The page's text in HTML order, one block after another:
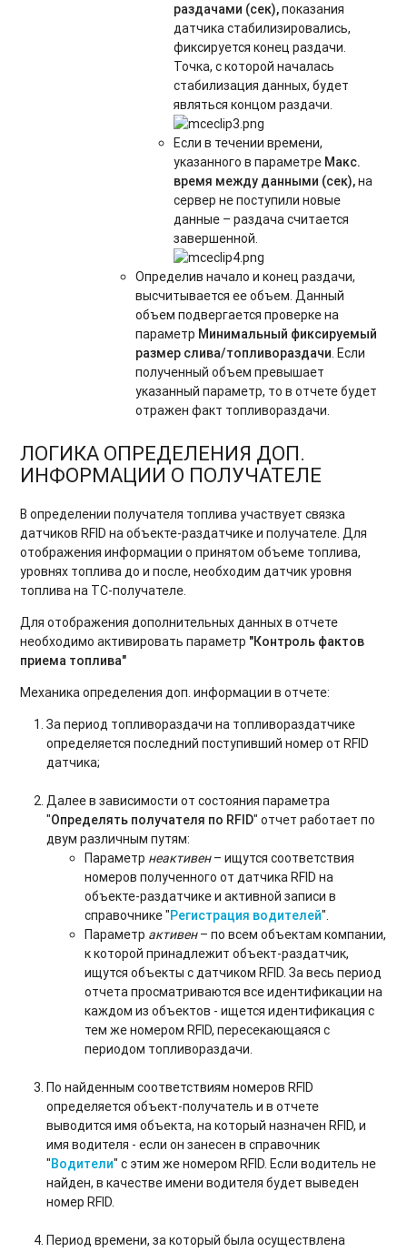
раздачами (сек),показания
датчика стабилизировались,
фиксируется конец раздачи.
Точка, с которой началась
стабилизация данных, будет
являться концом раздачи.
Если в течении времени,
указанного в параметре Макс.
время между данными (сек),на
сервер не поступили новые
данные – раздача считается
завершенной.
Определив начало и конец раздачи,
высчитывается ее объем. Данный
объем подвергается проверке на
параметр Минимальный фиксируемый
размер слива/топливораздачи. Если
полученный объем превышает
указанный параметр, то в отчете будет
отражен факт топливораздачи.
ЛОГИКА ОПРЕДЕЛЕНИЯ ДОП.
ИНФОРМАЦИИ О ПОЛУЧАТЕЛЕ
В определении получателя топлива участвует связка
датчиков RFID на объекте-раздатчике и получателе. Для
отображения информации о принятом объеме топлива,
уровнях топлива до и после, необходим датчик уровня
топлива на ТС-получателе.
Для отображения дополнительных данных в отчете
необходимо активировать параметр "Контроль фактов
приема топлива"
Механика определения доп. информации в отчете:
За период топливораздачи на топливораздатчике
определяется последний поступивший номер от RFID
датчика;
Далее в зависимости от состояния параметра
"Определять получателя по RFID" отчет работает по
двум различным путям:
Параметр неактивен– ищутся соответствия
номеров полученного от датчика RFID на
объекте-раздатчике и активной записи в
справочнике "Регистрация водителей".
Параметр активен– по всем объектам компании,
к которой принадлежит объект-раздатчик,
ищутся объекты с датчиком RFID. За весь период
отчета просматриваются все идентификации на
каждом из объектов - ищется идентификация с
тем же номером RFID, пересекающаяся с
периодом топливораздачи.
По найденным соответствиям номеров RFID
определяется объект-получатель и в отчете
выводится имя объекта, на который назначен RFID, и
имя водителя - если он занесен в справочник
"Водители" с этим же номером RFID. Если водитель не
найден, в качестве имени водителя будет выведен
номер RFID.
Период времени, за который была осуществлена